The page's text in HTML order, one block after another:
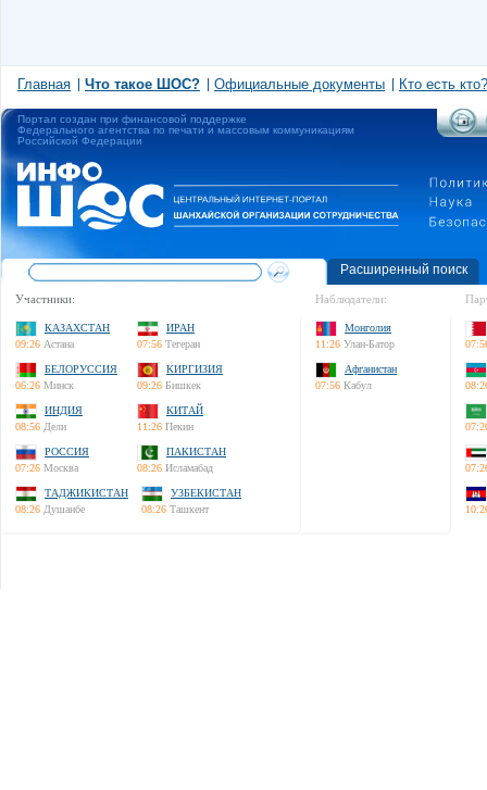
Главная Что такое ШОС? Официальные документы Кто есть кто?
Портал создан при финансовой поддержке
Федерального агентства по печати и массовым коммуникациям
Российской Федерации
Расширенный поиск
Участники:
КАЗАХСТАН
09:26 Астана
ИРАН
07:56 Тегеран
БЕЛОРУССИЯ
06:26 Минск
КИРГИЗИЯ
09:26 Бишкек
ИНДИЯ
08:56 Дели
КИТАЙ
11:26 Пекин
РОССИЯ
07:26 Москва
ПАКИСТАН
08:26 Исламабад
ТАДЖИКИСТАН
08:26 Душанбе
УЗБЕКИСТАН
08:26 Ташкент
Наблюдатели:
Монголия
11:26 Улан-Батор
Афганистан
07:56 Кабул